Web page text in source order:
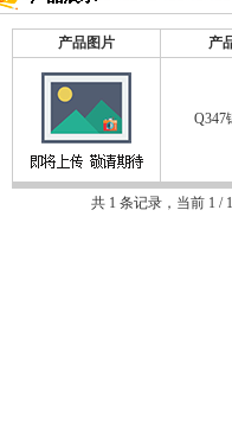
产品图片 产
Q347
共 1 条记录，当前 1